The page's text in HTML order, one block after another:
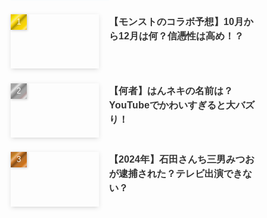
【モンストのコラボ予想】10月か
ら12月は何？信憑性は高め！？
【何者】はんネキの名前は？
YouTubeでかわいすぎると大バズ
り！
【2024年】石田さんち三男みつお
が逮捕された？テレビ出演できな
い？